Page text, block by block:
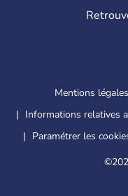
Mentions légales
Informations relatives
Paramétrer les
©